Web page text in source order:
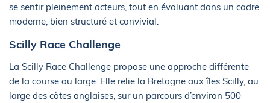
se sentir pleinement acteurs, tout en évoluant dans un cadre
moderne, bien structuré et convivial.
Scilly Race Challenge
La Scilly Race Challenge propose une approche différente
de la course au large. Elle relie la Bretagne aux îles Scilly, au
large des côtes anglaises, sur un parcours d’environ 500